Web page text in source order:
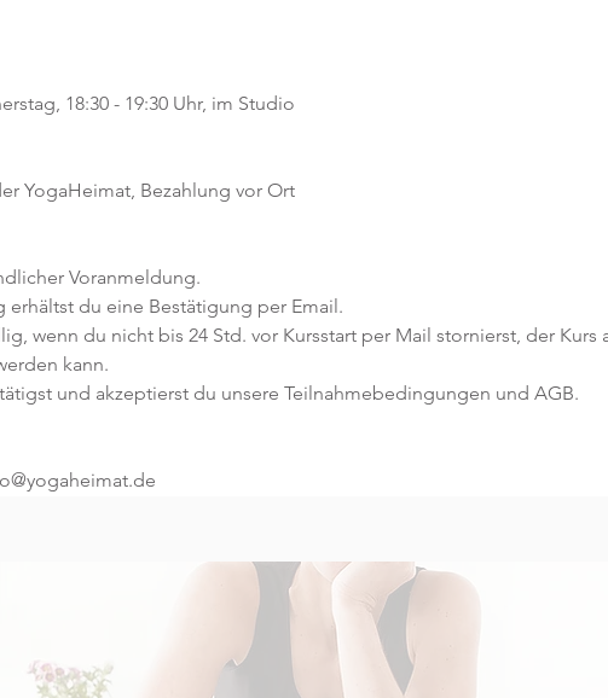
18:30 - 19:30 Uhr, im Studio
YogaHeimat, Bezahlung vor Ort
Voranmeldung.
du eine Bestätigung per Email.
wenn du nicht bis 24 Std. vor Kursstart per Mail stornierst, der Kurs
kann.
und akzeptierst du unsere Teilnahmebedingungen und AGB.